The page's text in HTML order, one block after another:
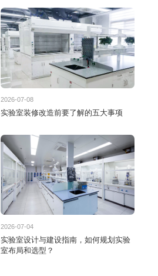
2026-07-08
实验室装修改造前要了解的五大事项
2026-07-04
实验室设计与建设指南，如何规划实验
室布局和选型？